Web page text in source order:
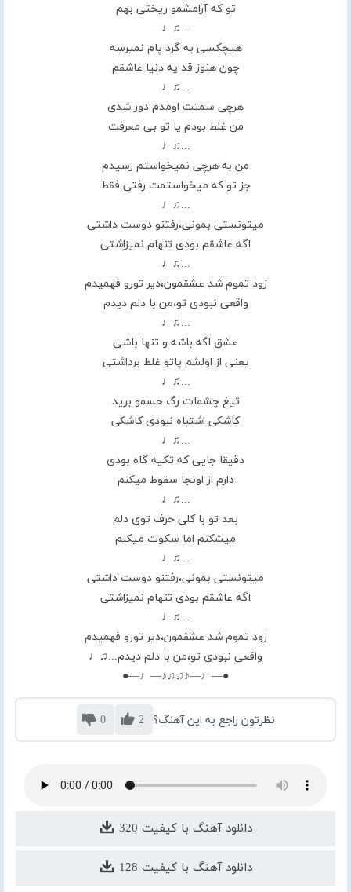
تو که آرامشمو ریختی بهم
...♫♩
هیچکسی به گرد پام نمیرسه
چون هنوز قد یه دنیا عاشقم
...♫♩
هرچی سمتت اومدم دور شدی
من غلط بودم یا تو بی معرفت
...♫♩
من به هرچی نمیخواستم رسیدم
جز تو که میخواستمت رفتی فقط
...♫♩
میتونستی بمونی،رفتنو دوست داشتی
اگه عاشقم بودی تنهام نمیزاشتی
...♫♩
زود تموم شد عشقمون،دیر تورو فهمیدم
واقعی نبودی تو،من با دلم دیدم
...♫♩
عشق اگه باشه و تنها باشی
یعنی از اولشم پاتو غلط برداشتی
...♫♩
تیغ چشمات رگ حسمو برید
کاشکی اشتباه نبودی کاشکی
...♫♩
دقیقا جایی که تکیه گاه بودی
دارم از اونجا سقوط میکنم
...♫♩
بعد تو با کلی حرف توی دلم
میشکنم اما سکوت میکنم
...♫♩
میتونستی بمونی،رفتنو دوست داشتی
اگه عاشقم بودی تنهام نمیزاشتی
...♫♩
زود تموم شد عشقمون،دیر تورو فهمیدم
واقعی نبودی تو،من با دلم دیدم...♫♩
●—♩—♪♫♫♪—♩—●
نظرتون راجع به این آهنگ؟ 2
0
دانلود آهنگ با کیفیت 320
دانلود آهنگ با کیفیت 128